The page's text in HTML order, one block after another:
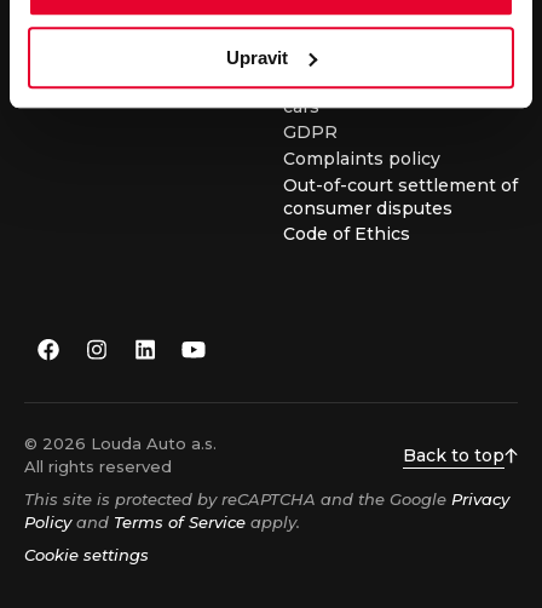
Upravit
contitions for performing
service work
General terms and
conditions for buying used
cars
GDPR
Complaints policy
Out-of-court settlement of
consumer disputes
Code of Ethics
© 2026 Louda Auto a.s.
All rights reserved
Back to top
This site is protected by reCAPTCHA and the Google Privacy
Policyand Terms of Service apply.
Cookie settings